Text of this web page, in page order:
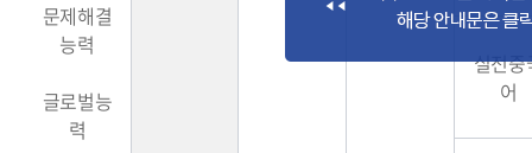
문제해결
능력
글로벌능
력
실전중
어